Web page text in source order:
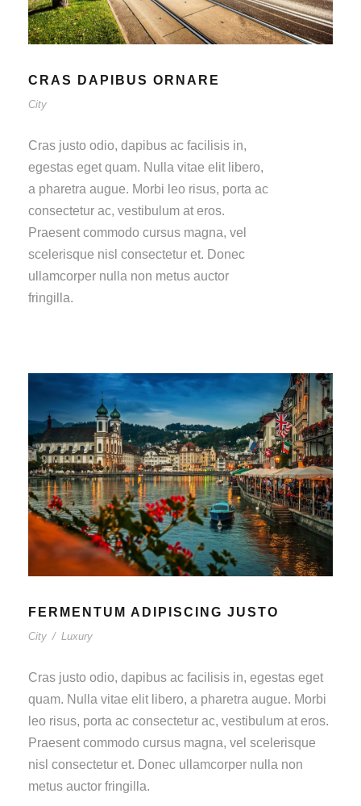
CRAS DAPIBUS ORNARE
City
Cras justo odio, dapibus ac facilisis in,
egestas eget quam. Nulla vitae elit libero,
a pharetra augue. Morbi leo risus, porta ac
consectetur ac, vestibulum at eros.
Praesent commodo cursus magna, vel
scelerisque nisl consectetur et. Donec
ullamcorper nulla non metus auctor
fringilla.
FERMENTUM ADIPISCING JUSTO
City / Luxury
Cras justo odio, dapibus ac facilisis in, egestas eget
quam. Nulla vitae elit libero, a pharetra augue. Morbi
leo risus, porta ac consectetur ac, vestibulum at eros.
Praesent commodo cursus magna, vel scelerisque
nisl consectetur et. Donec ullamcorper nulla non
metus auctor fringilla.